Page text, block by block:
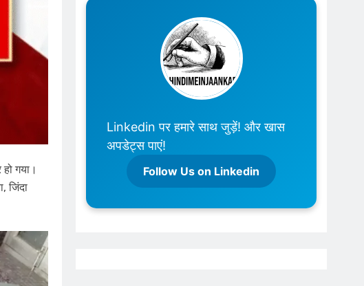
गया।
जिंदा
Linkedin पर हमारे साथ जुड़ें! और खास
अपडेट्स पाएं!
Follow Us on Linkedin